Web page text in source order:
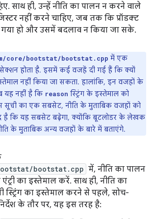
साथ ही, उन्हें नीति का पालन न करने वाले
नहीं करने चाहिए, जब तक कि प्रॉडक्ट
गया हो और उसमें बदलाव न किया जा सके.
core/bootstat/bootstat.cpp में एक
होता है. इसमें कई वजहें दी गई हैं कि क्यों
नहीं किया जा सकता. हालांकि, इन वजहों के
यह नहीं है कि reason स्ट्रिंग के इस्तेमाल को
सूची का एक सबसेट, नीति के मुताबिक वजहों को
है कि यह सबसेट बढ़ेगा, क्योंकि बूटलोडर के लेखक
के मुताबिक अन्य वजहों के बारे में बताएंगे.
bootstat.cpp में, नीति का पालन
का इस्तेमाल करें. साथ ही, नीति का
स्ट्रिंग का इस्तेमाल करने से पहले, सोच-
के तौर पर, यह इस तरह है: